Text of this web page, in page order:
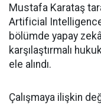
Mustafa Karataş
Artificial Intelligence
bölümde yapay
karşılaştırmalı
ele alındı.
Çalışmaya ilişkin